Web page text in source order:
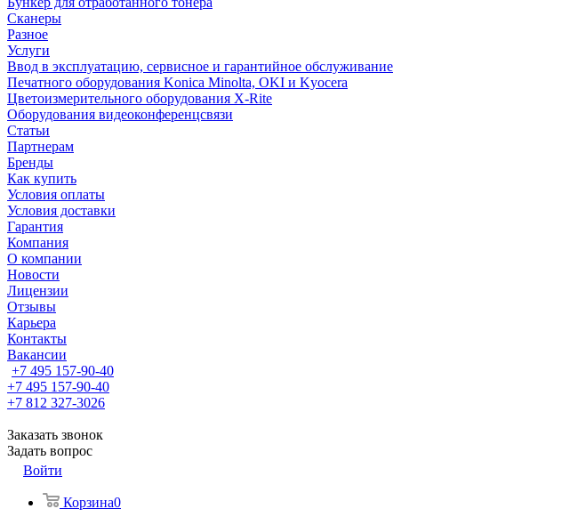
Сканеры
Разное
Услуги
Ввод в эксплуатацию, сервисное и гарантийное обслуживание
Печатного оборудования Konica Minolta, OKI и Kyocera
Цветоизмерительного оборудования X-Rite
Оборудования видеоконференцсвязи
Статьи
Партнерам
Бренды
Как купить
Условия оплаты
Условия доставки
Гарантия
Компания
О компании
Новости
Лицензии
Отзывы
Карьера
Контакты
Вакансии
+7 495 157-90-40
+7 495 157-90-40
+7 812 327-3026
Заказать звонок
Задать вопрос
Войти
Корзина0